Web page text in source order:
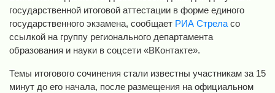
государственной итоговой аттестации в форме единого
государственного экзамена, сообщает РИА Стрела со
ссылкой на группу регионального департамента
образования и науки в соцсети «ВКонтакте».
Темы итогового сочинения стали известны участникам за 15
минут до его начала, после размещения на официальном